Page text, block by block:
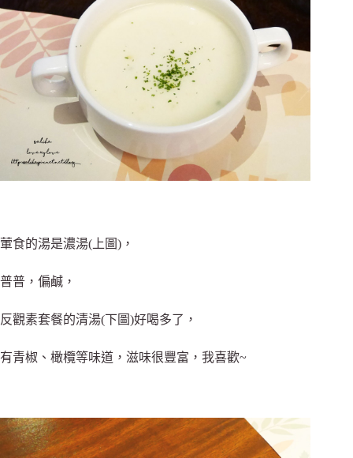
葷食的湯是濃湯(上圖)，
普普，偏鹹，
反觀素套餐的清湯(下圖)好喝多了，
有青椒、橄欖等味道，滋味很豐富，我喜歡~